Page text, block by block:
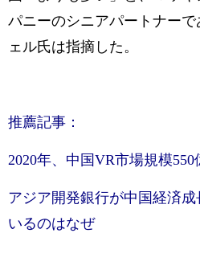
パニーのシニアパートナー
ェル氏は指摘した。
推薦記事：
2020年、中国VR市場規模550
アジア開発銀行が中国経済
いるのはなぜ